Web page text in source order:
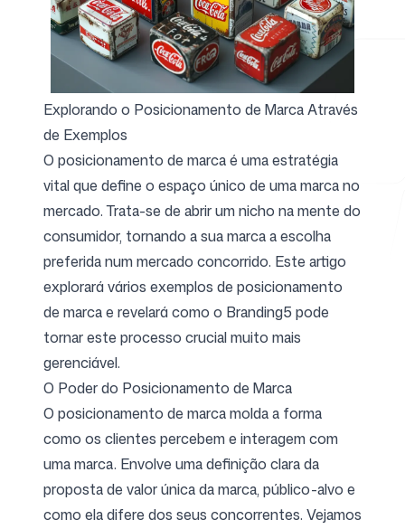
Preços
Central de ajuda
Ferramentas Gratuitas
FAQ
Contato
Explorando o Posicionamento de Marca Através
de Exemplos
O posicionamento de marca é uma estratégia
vital que define o espaço único de uma marca no
mercado. Trata-se de abrir um nicho na mente do
consumidor, tornando a sua marca a escolha
preferida num mercado concorrido. Este artigo
explorará vários exemplos de posicionamento
de marca e revelará como o Branding5 pode
tornar este processo crucial muito mais
gerenciável.
O Poder do Posicionamento de Marca
O posicionamento de marca molda a forma
como os clientes percebem e interagem com
uma marca. Envolve uma definição clara da
proposta de valor única da marca, público-alvo e
como ela difere dos seus concorrentes. Vejamos